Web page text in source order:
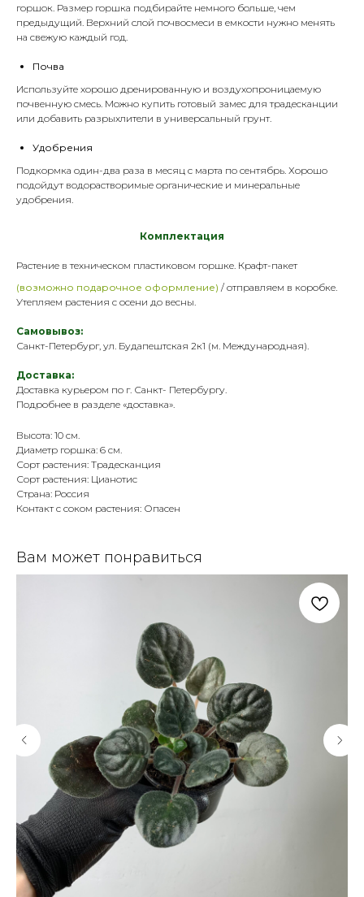
горшок. Размер горшка подбирайте немного больше, чем
предыдущий. Верхний слой почвосмеси в емкости нужно менять
на свежую каждый год.
Почва
Используйте хорошо дренированную и воздухопроницаемую
почвенную смесь. Можно купить готовый замес для традесканции
или добавить разрыхлители в универсальный грунт.
Удобрения
Подкормка один-два раза в месяц с марта по сентябрь. Хорошо
подойдут водорастворимые органические и минеральные
удобрения
Комплектация
Растение в техническом пластиковом горшке. Крафт-пакет
(возможно подарочное оформление) / отправляем в коробке.
Утепляем растения с осени до весны.
Самовывоз:
Санкт-Петербург, ул. Будапештская 2к1 (м. Международная).
Доставка:
Доставка курьером по г. Санкт- Петербургу.
Подробнее в разделе «доставка».
Высота: 10 см.
Диаметр горшка: 6 см.
Сорт растения: Традесканция
Сорт растения: Цианотис
Страна: Россия
Контакт с соком растения: Опасен
Вам может понравиться